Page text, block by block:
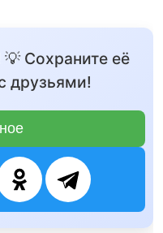
Сохраните её
друзьями!